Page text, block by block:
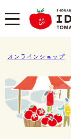
オンラインショップ